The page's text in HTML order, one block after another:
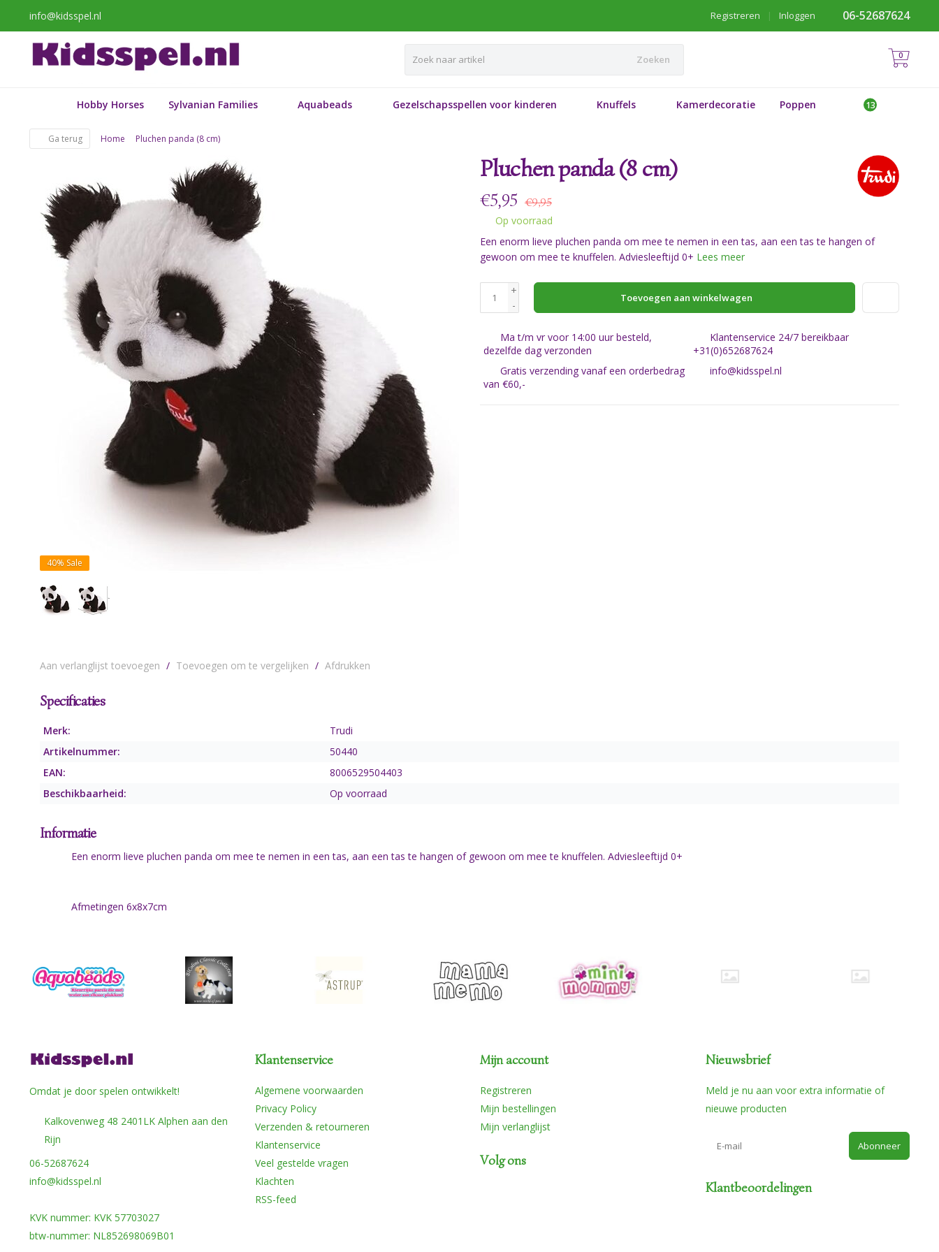
info@kidsspel.nl 06-52687624
Inloggen
|
Registreren
Zoeken 0
Hobby Horses Sylvanian Families Aquabeads Gezelschapsspellen voor kinderen Knuffels Kamerdecoratie Poppen
Ga terug Home Pluchen panda (8 cm)
40% Sale
Aan verlanglijst toevoegen / Toevoegen om te vergelijken / Afdrukken
Pluchen panda (8 cm)
€5,95 €9,95
Op voorraad
Een enorm lieve pluchen panda om mee te nemen in een tas, aan een tas te hangen of
gewoon om mee te knuffelen. Adviesleeftijd 0+ Lees meer
+
-
Toevoegen aan winkelwagen
Ma t/m vr voor 14:00 uur besteld,
dezelfde dag verzonden
Klantenservice 24/7 bereikbaar
+31(0)652687624
Gratis verzending vanaf een orderbedrag
van €60,-
info@kidsspel.nl
Specificaties
Merk:
Trudi
Artikelnummer:
50440
EAN:
8006529504403
Beschikbaarheid:
Op voorraad
Informatie
Een enorm lieve pluchen panda om mee te nemen in een tas, aan een tas te hangen of gewoon om mee te knuffelen. Adviesleeftijd 0+
Afmetingen 6x8x7cm
Omdat je door spelen ontwikkelt!
Kalkovenweg 48 2401LK Alphen aan den
Rijn
06-52687624
info@kidsspel.nl
KVK nummer: KVK 57703027
btw-nummer: NL852698069B01
Klantenservice
Algemene voorwaarden
Privacy Policy
Verzenden & retourneren
Klantenservice
Veel gestelde vragen
Klachten
RSS-feed
Mijn account
Registreren
Mijn bestellingen
Mijn verlanglijst
Volg ons
Nieuwsbrief
Meld je nu aan voor extra informatie of
nieuwe producten
Abonneer
Klantbeoordelingen